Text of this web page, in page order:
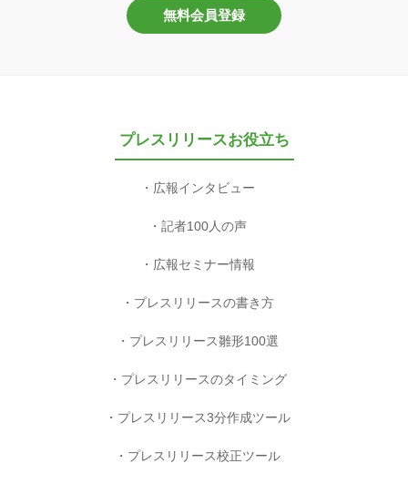
無料会員登録
プレスリリースお役立ち
広報インタビュー
記者100人の声
広報セミナー情報
プレスリリースの書き方
プレスリリース雛形100選
プレスリリースのタイミング
プレスリリース3分作成ツール
プレスリリース校正ツール